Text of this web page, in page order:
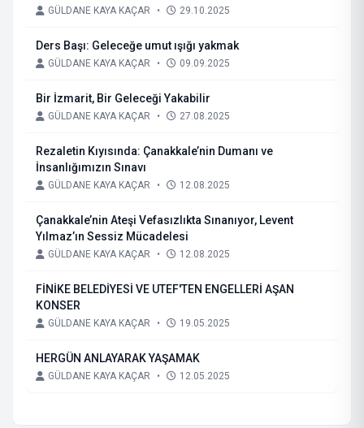
GÜLDANE KAYA KAÇAR • 29.10.2025
Ders Başı: Geleceğe umut ışığı yakmak
GÜLDANE KAYA KAÇAR • 09.09.2025
Bir İzmarit, Bir Geleceği Yakabilir
GÜLDANE KAYA KAÇAR • 27.08.2025
Rezaletin Kıyısında: Çanakkale’nin Dumanı ve
İnsanlığımızın Sınavı
GÜLDANE KAYA KAÇAR • 12.08.2025
Çanakkale’nin Ateşi Vefasızlıkta Sınanıyor, Levent
Yılmaz’ın Sessiz Mücadelesi
GÜLDANE KAYA KAÇAR • 12.08.2025
FİNİKE BELEDİYESİ VE UTEF'TEN ENGELLERİ AŞAN
KONSER
GÜLDANE KAYA KAÇAR • 19.05.2025
HERGÜN ANLAYARAK YAŞAMAK
GÜLDANE KAYA KAÇAR • 12.05.2025